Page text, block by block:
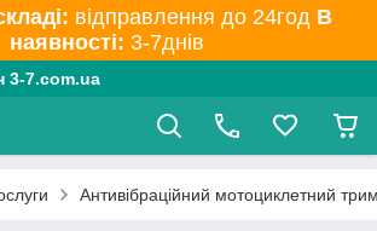
відправлення до 24год В
наявності: 3-7днів
3-7.com.ua
Антивібраційний мотоциклетний